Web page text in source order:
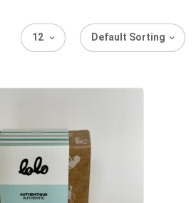
Default Sorting
12